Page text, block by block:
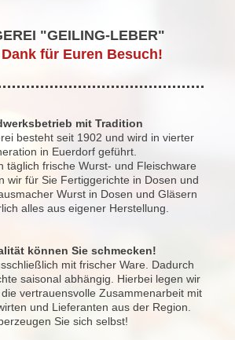
"GEILING-LEBER"
für Euren Besuch!
mit Tradition
besteht seit 1902 und wird in vierter
in Euerdorf geführt.
täglich frische Wurst- und Fleischware
wir für Sie Fertiggerichte in Dosen und
Wurst in Dosen und Gläsern
alles aus eigener Herstellung.
können Sie schmecken!
mit frischer Ware. Dadurch
saisonal abhängig. Hierbei legen wir
vertrauensvolle Zusammenarbeit mit
und Lieferanten aus der Region.
Sie sich selbst!